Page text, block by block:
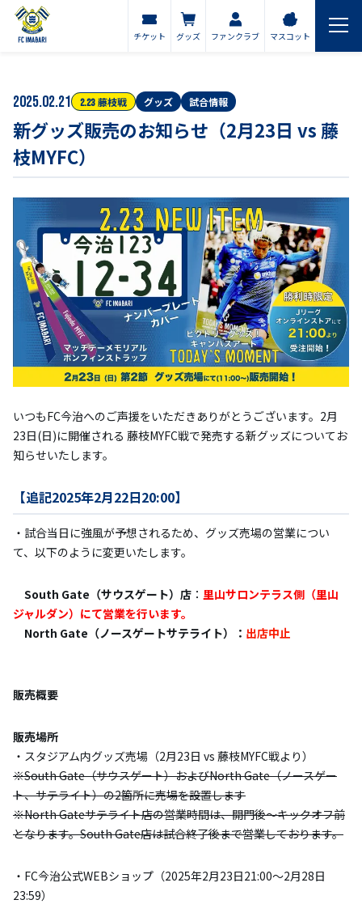
チケット グッズ ファンクラブ マスコット
2025.02.21 2.23 藤枝戦 グッズ 試合情報
新グッズ販売のお知らせ（2月23日 vs 藤
枝MYFC）
いつもFC今治へのご声援をいただきありがとうございます。2月
23日(日)に開催される 藤枝MYFC戦で発売する新グッズについてお
知らせいたします。
【追記2025年2月22日20:00】
・試合当日に強風が予想されるため、グッズ売場の営業につい
て、以下のように変更いたします。
South Gate（サウスゲート）店 ： 里山サロンテラス側（里山
ジャルダン）にて営業を行います。
North Gate（ノースゲートサテライト）： 出店中止
販売概要
販売場所
・スタジアム内グッズ売場（2月23日 vs 藤枝MYFC戦より）
※South Gate（サウスゲート）およびNorth Gate（ノースゲー
ト、サテライト）の2箇所に売場を設置します
※North Gateサテライト店の営業時間は、開門後～キックオフ前
となります。South Gate店は試合終了後まで営業しております。
・FC今治公式WEBショップ（2025年2月23日21:00〜2月28日
23:59）